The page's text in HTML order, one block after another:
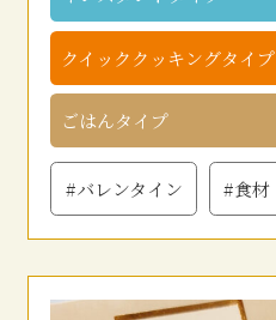
クイッククッキングタイプ
ごはんタイプ
#バレンタイン #食材